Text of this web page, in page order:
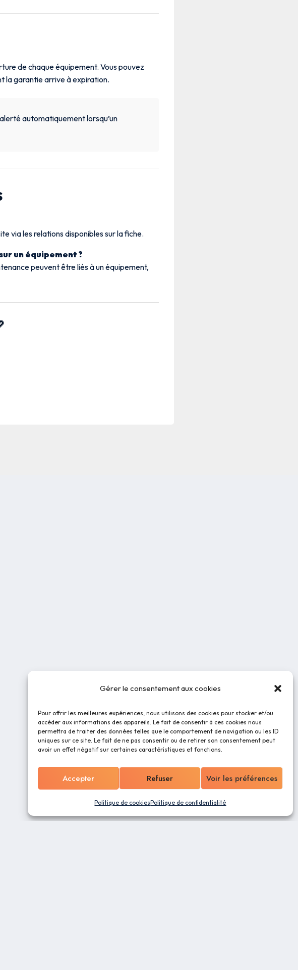
Gérer le consentement aux cookies
Pour offrir les meilleures expériences, nous utilisons des cookies pour stocker et/ou
accéder aux informations des appareils. Le fait de consentir à ces cookies nous
permettra de traiter des données telles que le comportement de navigation ou les ID
uniques sur ce site. Le fait de ne pas consentir ou de retirer son consentement peut
avoir un effet négatif sur certaines caractéristiques et fonctions.
Accepter Refuser Voir les préférences
Politique de cookiesPolitique de confidentialité
de chaque équipement. Vous pouvez
la garantie arrive à expiration.
automatiquement lorsqu’un
via les relations disponibles sur la fiche.
un équipement ?
peuvent être liés à un équipement,